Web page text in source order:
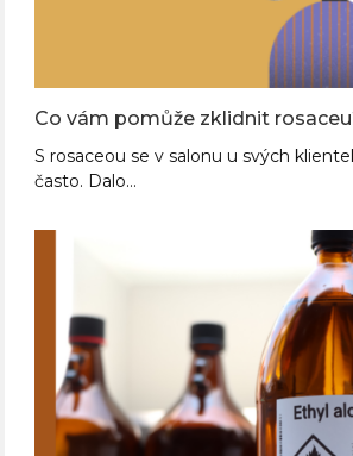
Co vám pomůže zklidnit
S rosaceou se v salonu u svých
často. Dalo…